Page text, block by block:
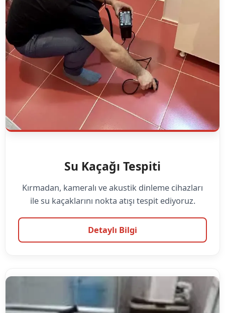
Su Kaçağı Tespiti
Kırmadan, kameralı ve akustik dinleme cihazları
ile su kaçaklarını nokta atışı tespit ediyoruz.
Detaylı Bilgi